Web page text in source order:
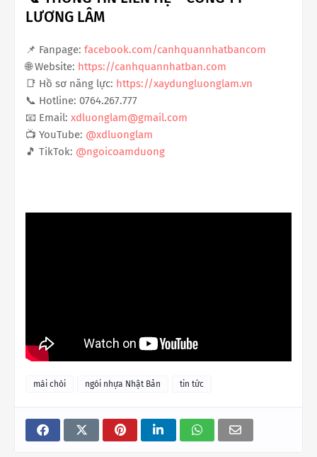
LƯƠNG LÂM
📌 Fanpage: facebook.com/canhquannhatbancom
🌐 Website: https://canhquannhatban.com
📑 Hồ sơ năng lực: https://xaydungluonglam.vn
📞 Hotline: 0764.267.777
📧 Email: xdluonglam@gmail.com
📺 YouTube: @xdluonglam
🎵 TikTok: @ngoicoamduong
mái chòi ngói nhựa Nhật Bản tin tức